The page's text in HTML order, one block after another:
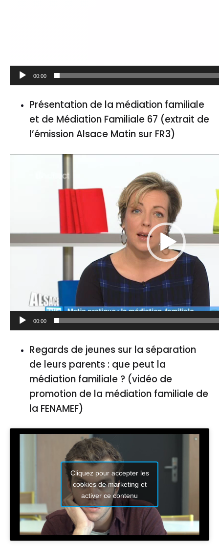
00:00
Présentation de la médiation familiale
et de Médiation Familiale 67 (extrait de
l’émission Alsace Matin sur FR3)
00:00
Regards de jeunes sur la séparation
de leurs parents : que peut la
médiation familiale ? (vidéo de
promotion de la médiation familiale de
la FENAMEF)
Cliquez pour accepter les
cookies de marketing et
activer ce contenu